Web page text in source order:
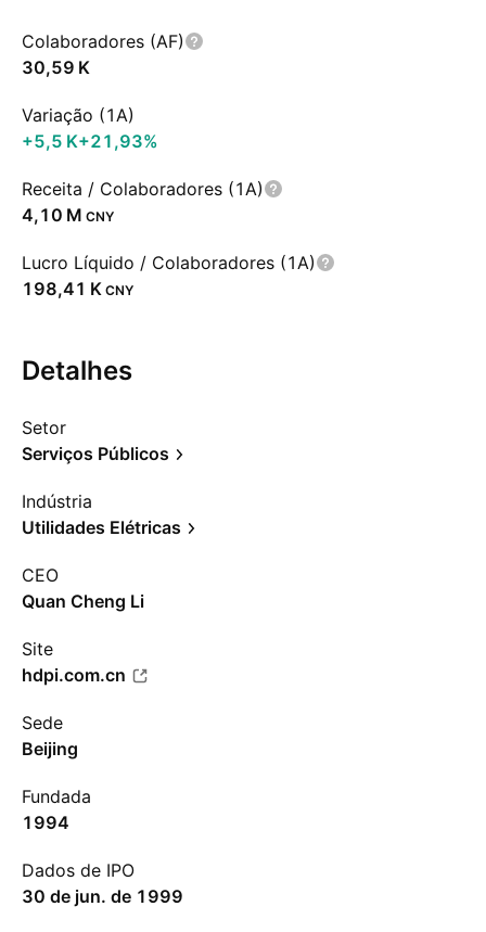
Colaboradores (AF)
‪30,59 K‬
Variação (1A)
‪+5,5 K‬+21,93%
Receita / Colaboradores (1A)
‪4,10 M‬ CNY
Lucro Líquido / Colaboradores (1A)
‪198,41 K‬ CNY
Detalhes
Setor
Serviços Públicos
Indústria
Utilidades Elétricas
CEO
Quan Cheng Li
Site
hdpi.com.cn
Sede
Beijing
Fundada
1994
Dados de IPO
30 de jun. de 1999